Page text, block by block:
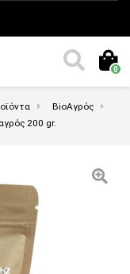
0
BioΑγρός
200 gr.